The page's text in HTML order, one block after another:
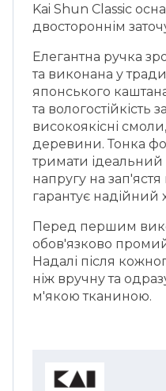
Kai Shun Classic
двостороннім
Елегантна ручка
та виконана у
японського
та вологостійкість
високоякісні
деревини. Тонка
тримати
напругу на зап'ястя
гарантує надійний
Перед першим
обов'язково
Надалі після
ніж вручну та
м'якою тканиною.